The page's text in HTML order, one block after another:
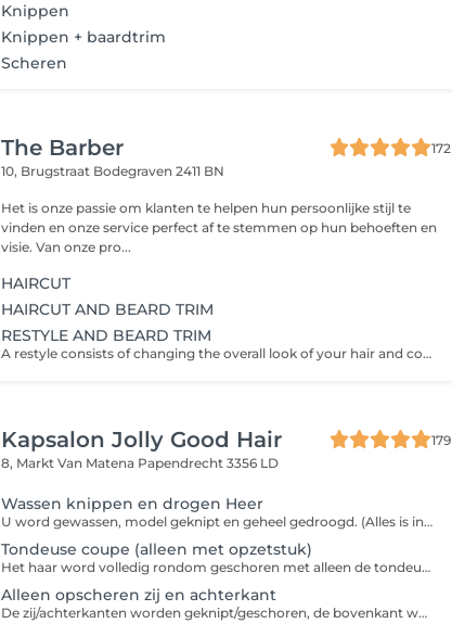
Knippen
Knippen + baardtrim
Scheren
The Barber
172
10, Brugstraat Bodegraven 2411 BN
Het is onze passie om klanten te helpen hun persoonlijke stijl te
vinden en onze service perfect af te stemmen op hun behoeften en
visie. Van onze pro...
HAIRCUT
HAIRCUT AND BEARD TRIM
RESTYLE AND BEARD TRIM
A restyle consists of changing the overall look of your hair and consultation with your barber.
Kapsalon Jolly Good Hair
179
8, Markt Van Matena Papendrecht 3356 LD
Wassen knippen en drogen Heer
U word gewassen, model geknipt en geheel gedroogd. (Alles is inclusief gel/wax) Niet gewassen dan € 2 korting !
Tondeuse coupe (alleen met opzetstuk)
Het haar word volledig rondom geschoren met alleen de tondeuse van gelijke stand (er word niets geknipt) en niet gewassen.. Wel wassen dan €2 toeslag !
Alleen opscheren zij en achterkant
De zij/achterkanten worden geknipt/geschoren, de bovenkant word niet geknipt en niet gewassen, wel wassen dan €2 toeslag